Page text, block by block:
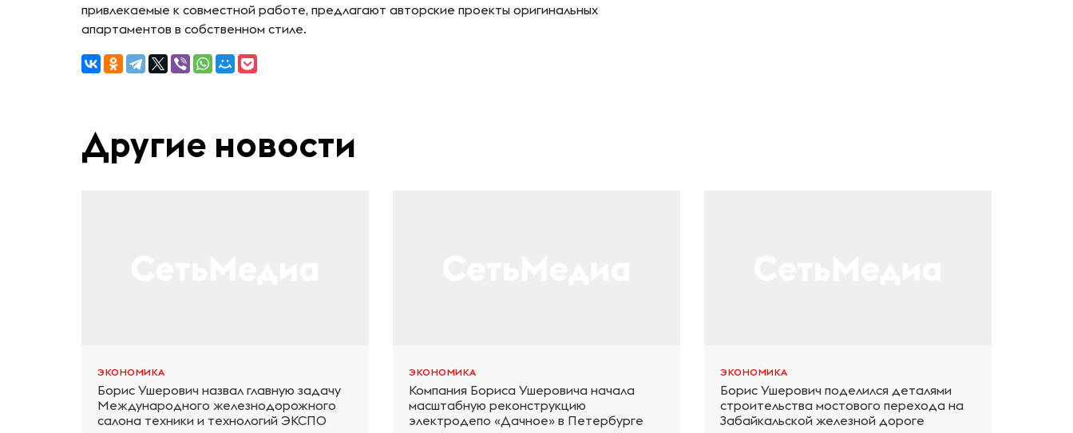
привлекаемые к совместной работе, предлагают авторские проекты оригинальных
апартаментов в собственном стиле.
Другие новости
ЭКОНОМИКА
Борис Ушерович назвал главную задачу
Международного железнодорожного
салона техники и технологий ЭКСПО
ЭКОНОМИКА
Компания Бориса Ушеровича начала
масштабную реконструкцию
электродепо «Дачное» в Петербурге
ЭКОНОМИКА
Борис Ушерович поделился деталями
строительства мостового перехода на
Забайкальской железной дороге